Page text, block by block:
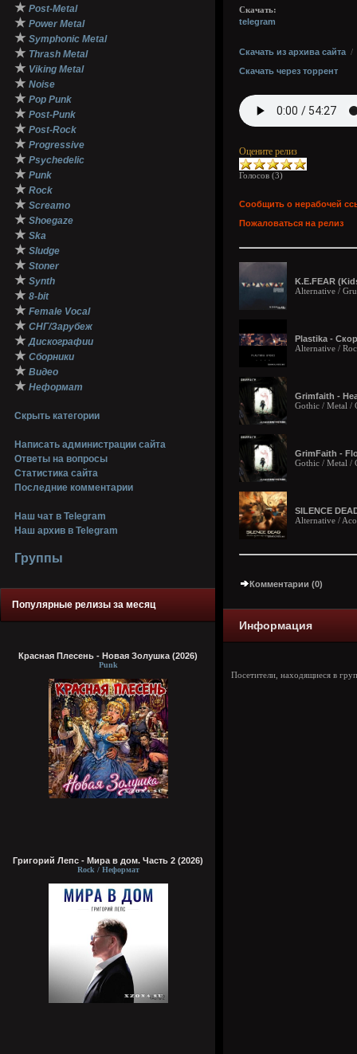
★ Post-Metal
★ Power Metal
★ Symphonic Metal
★ Thrash Metal
★ Viking Metal
★ Noise
★ Pop Punk
★ Post-Punk
★ Post-Rock
★ Progressive
★ Psychedelic
★ Punk
★ Rock
★ Screamo
★ Shoegaze
★ Ska
★ Sludge
★ Stoner
★ Synth
★ 8-bit
★ Female Vocal
★ СНГ/Зарубеж
★ Дискографии
★ Сборники
★ Видео
★ Неформат
Скрыть категории
Написать администрации сайта
Ответы на вопросы
Статистика сайта
Последние комментарии
Наш чат в Telegram
Наш архив в Telegram
Группы
Популярные релизы за месяц
Красная Плесень - Новая Золушка (2026)
Punk
Григорий Лепс - Мира в дом. Часть 2 (2026)
Rock / Неформат
Скачать:
telegram
Скачать из архива сайта /
Скачать через торрент
Оцените релиз
Голосов (3)
Сообщить о нерабочей
Пожаловаться на релиз
K.E.FEAR
Alternative /
Plastika -
Alternative /
Grimfaith -
Gothic / Metal /
GrimFaith -
Gothic / Metal /
SILENCE
Alternative /
Комментарии (0)
Информация
Посетители, находящиеся в